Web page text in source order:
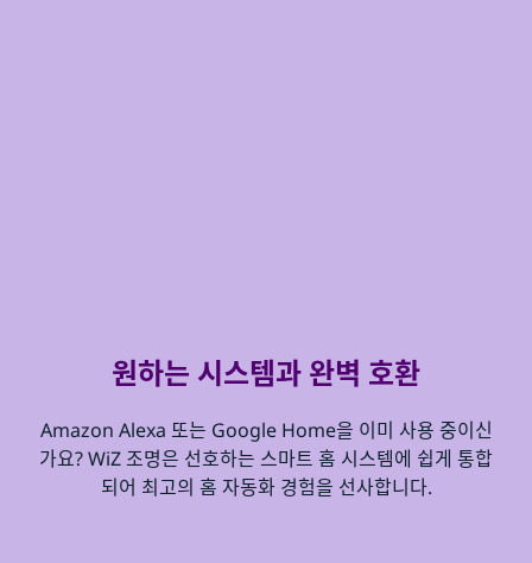
원하는 시스템과 완벽 호환
Amazon Alexa 또는 Google Home을 이미 사용 중이신
가요? WiZ 조명은 선호하는 스마트 홈 시스템에 쉽게 통합
되어 최고의 홈 자동화 경험을 선사합니다.